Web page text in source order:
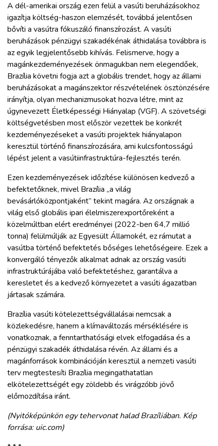
A dél-amerikai ország ezen felül a vasúti beruházásokhoz
igazítja költség-haszon elemzését, továbbá jelentősen
bővíti a vasútra fókuszáló finanszírozást. A vasúti
beruházások pénzügyi szakadékénak áthidalása továbbra is
az egyik legjelentősebb kihívás. Felismerve, hogy a
magánkezdeményezések önmagukban nem elegendőek,
Brazília követni fogja azt a globális trendet, hogy az állami
beruházásokat a magánszektor részvételének ösztönzésére
irányítja, olyan mechanizmusokat hozva létre, mint az
úgynevezett Életképességi Hiányalap (VGF). A szövetségi
költségvetésben most először vezettek be konkrét
kezdeményezéseket a vasúti projektek hiányalapon
keresztül történő finanszírozására, ami kulcsfontosságú
lépést jelent a vasútiinfrastruktúra-fejlesztés terén.
Ezen kezdeményezések időzítése különösen kedvező a
befektetőknek, mivel Brazília „a világ
bevásárlóközpontjaként” tekint magára. Az országnak a
világ első globális ipari élelmiszerexportőreként a
közelmúltban elért eredményei (2022-ben 64,7 millió
tonna) felülmúlják az Egyesült Államokét, ez rámutat a
vasútba történő befektetés bőséges lehetőségeire. Ezek a
konvergáló tényezők alkalmat adnak az ország vasúti
infrastruktúrájába való befektetéshez, garantálva a
keresletet és a kedvező környezetet a vasúti ágazatban
jártasak számára.
Brazília vasúti kötelezettségvállalásai nemcsak a
közlekedésre, hanem a klímaváltozás mérséklésére is
vonatkoznak, a fenntarthatósági elvek elfogadása és a
pénzügyi szakadék áthidalása révén. Az állami és a
magánforrások kombinációján keresztül a nemzeti vasúti
terv megtestesíti Brazília megingathatatlan
elkötelezettségét egy zöldebb és virágzóbb jövő
előmozdítása iránt.
(Nyitóképünkön egy tehervonat halad Brazíliában. Kép
forrása: uic.com)